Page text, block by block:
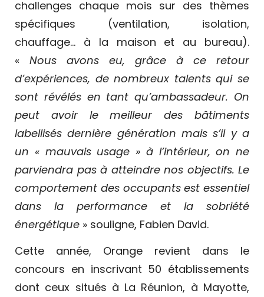
challenges chaque mois sur des thèmes
spécifiques (ventilation, isolation,
chauffage… à la maison et au bureau).
« Nous avons eu, grâce à ce retour
d’expériences, de nombreux talents qui se
sont révélés en tant qu’ambassadeur. On
peut avoir le meilleur des bâtiments
labellisés dernière génération mais s’il y a
un « mauvais usage » à l’intérieur, on ne
parviendra pas à atteindre nos objectifs. Le
comportement des occupants est essentiel
dans la performance et la sobriété
énergétique » souligne, Fabien David.
Cette année, Orange revient dans le
concours en inscrivant 50 établissements
dont ceux situés à La Réunion, à Mayotte,